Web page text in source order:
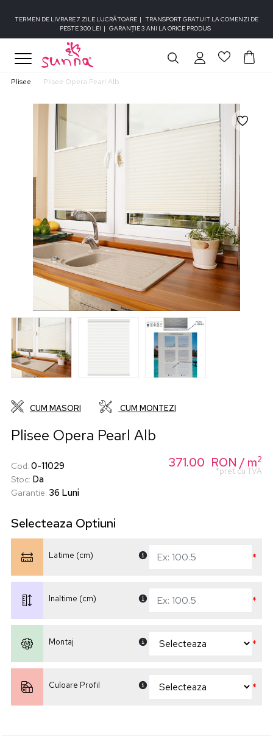
TERMEN DE LIVRARE 7 ZILE LUCRĂTOARE | TRANSPORT GRATUIT LA COMENZI DE
PESTE 300 LEI | GARANȚIE 3 ANI LA ORICE PRODUS
Plisee Plisee Opera Pearl Alb
CUM MASORI CUM MONTEZI
Plisee Opera Pearl Alb
Cod: 0-11029
Stoc: Da
Garantie: 36 Luni
371.00 RON / m2
*pret cu TVA
Selecteaza Optiuni
Latime (cm) *
Inaltime (cm) *
Montaj *
Culoare Profil *